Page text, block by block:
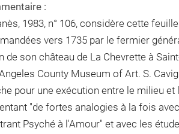
:
1983, n° 106, considère cette
vers 1735 par le fermier
de son château de La Chevrette à
County Museum of Art. S.
pour une exécution entre le milieu
"de fortes analogies à la fois
Psyché à l'Amour" et avec les